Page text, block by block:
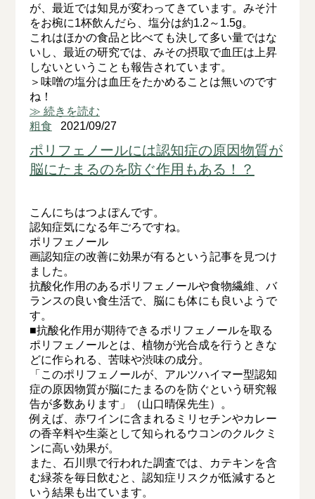
が、最近では知見が変わってきています。みそ汁
をお椀に1杯飲んだら、塩分は約1.2～1.5g。
これはほかの食品と比べても決して多い量ではな
いし、最近の研究では、みその摂取で血圧は上昇
しないということも報告されています。
＞味噌の塩分は血圧をたかめることは無いのです
ね！
≫ 続きを読む
粗食 2021/09/27
ポリフェノールには認知症の原因物質が
脳にたまるのを防ぐ作用もある！？
こんにちはつよぽんです。
認知症気になる年ごろですね。
ポリフェノール
画認知症の改善に効果が有るという記事を見つけ
ました。
抗酸化作用のあるポリフェノールや食物繊維、バ
ランスの良い食生活で、脳にも体にも良いようで
す。
■抗酸化作用が期待できるポリフェノールを取る
ポリフェノールとは、植物が光合成を行うときな
どに作られる、苦味や渋味の成分。
「このポリフェノールが、アルツハイマー型認知
症の原因物質が脳にたまるのを防ぐという研究報
告が多数あります」（山口晴保先生）。
例えば、赤ワインに含まれるミリセチンやカレー
の香辛料や生薬として知られるウコンのクルクミ
ンに高い効果が。
また、石川県で行われた調査では、カテキンを含
む緑茶を毎日飲むと、認知症リスクが低減すると
いう結果も出ています。